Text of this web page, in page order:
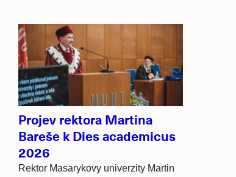
Projev rektora Martina
Bareše k Dies academicus
2026
Rektor Masarykovy univerzity Martin